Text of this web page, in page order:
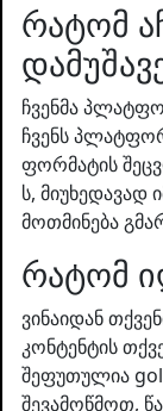
რატომ
ჩვენმა
ჩვენს
ფორმატის
ს, მიუხედავად
მოთმინება
რატომ
ვინაიდან
კონტენტის
შეფუთულია
შევამოწმოთ,